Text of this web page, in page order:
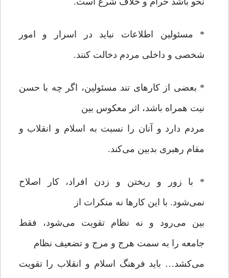
* مسئولین اطلاعات نباید در اسرار و امور
شخصی و داخلی مردم دخالت کنند.
* بعضی از کارهای تند مسئولین، اگر چه با حسن
نیت همراه باشد، اثر معکوس بین
مردم دارد و آنان را نسبت به اسلام و انقلاب و
مقام رهبری بدبین می‌کند.
* با زور و ریختن و زدن افراد، کار اصلاح
نمی‌شود. با این کارها نه منکرات از
بین می‌رود و نه نظام تقویت می‌شود، فقط
جامعه را به سمت هرج و مرج و تضعیف نظام
می‌کشد… باید فرهنگ اسلام و انقلاب را تقویت